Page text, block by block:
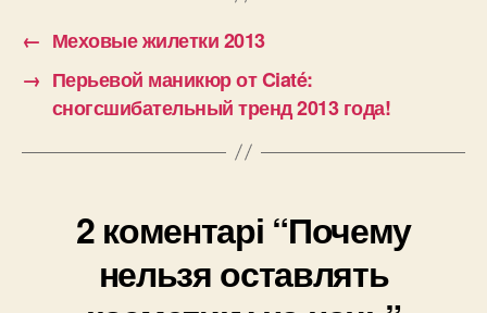
← Меховые жилетки 2013
→ Перьевой маникюр от Ciaté:
сногсшибательный тренд 2013 года!
2 коментарі “Почему
нельзя оставлять